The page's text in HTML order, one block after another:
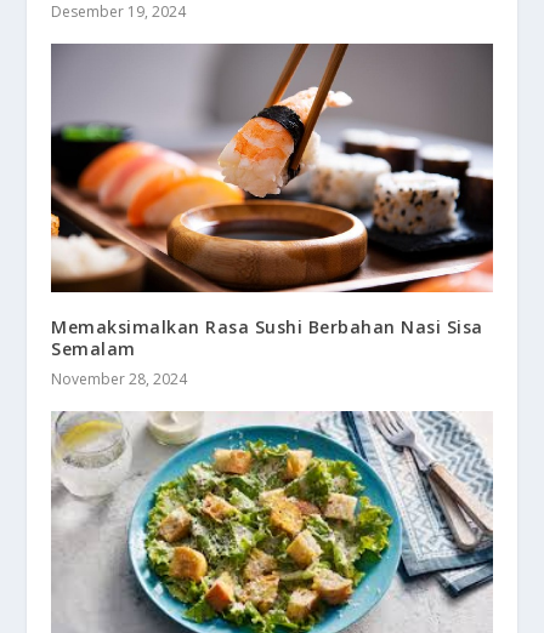
Desember 19, 2024
Memaksimalkan Rasa Sushi Berbahan Nasi Sisa
Semalam
November 28, 2024